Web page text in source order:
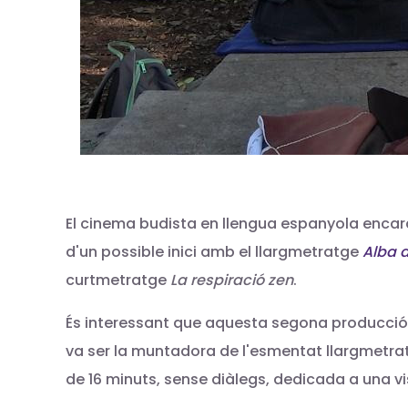
El cinema budista en llengua espanyola
d'un possible inici amb el llargmetratgeAlba
curtmetratge La respiració zen.
És interessant que aquesta segona
va ser la muntadora de l'esmentat
de 16 minuts, sense diàlegs, dedicada a una